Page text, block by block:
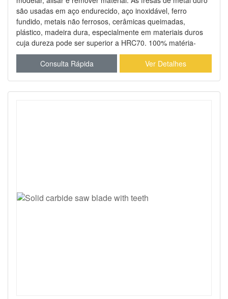
são usadas em aço endurecido, aço inoxidável, ferro
fundido, metais não ferrosos, cerâmicas queimadas,
plástico, madeira dura, especialmente em materiais duros
cuja dureza pode ser superior a HRC70. 100% matéria-
prima virgem. Soldagem com prata. Uso de centro de
usinagem para garantir precisão e afiação. Aconselhamento
profissional para otimizar sua aplicação.
Consulta Rápida Ver Detalhes